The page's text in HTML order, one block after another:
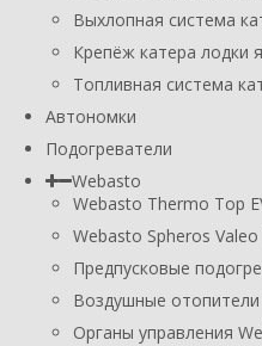
Выхлопная система
Крепёж катера лодки
Топливная система
Автономки
Подогреватели
Webasto
Webasto Thermo Top
Webasto Spheros
Предпусковые
Воздушные
Органы управления